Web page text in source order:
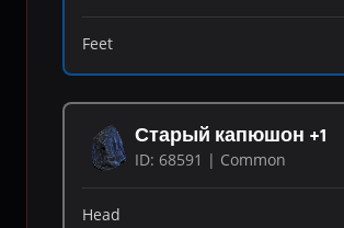
Feet
Старый капюшон +1
ID: 68591 | Common
Head